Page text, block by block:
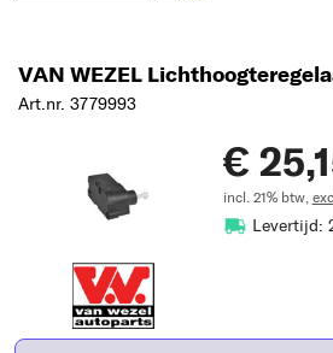
VAN WEZEL
Art.nr. 3779993
€
incl. 21% btw,
Levertijd: